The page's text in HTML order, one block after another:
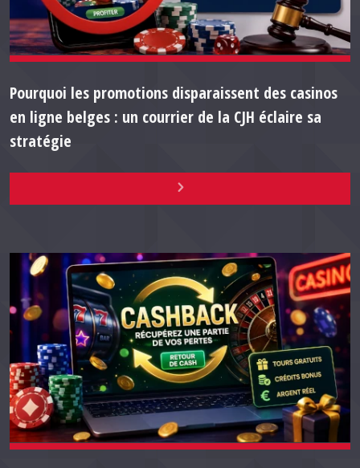
Pourquoi les promotions disparaissent des casinos
en ligne belges : un courrier de la CJH éclaire sa
stratégie